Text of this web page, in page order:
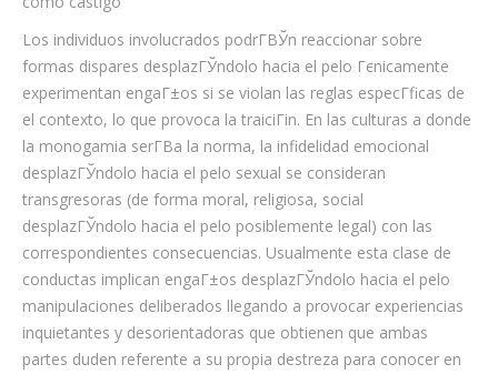
Los individuos involucrados podrГ­ВЎn reaccionar sobre
formas dispares desplazГЎndolo hacia el pelo Гєnicamente
experimentan engaГ±os si se violan las reglas especГ­ficas de
el contexto, lo que provoca la traiciГіn. En las culturas a donde
la monogamia serГ­В­a la norma, la infidelidad emocional
desplazГЎndolo hacia el pelo sexual se consideran
transgresoras (de forma moral, religiosa, social
desplazГЎndolo hacia el pelo posiblemente legal) con las
correspondientes consecuencias. Usualmente esta clase de
conductas implican engaГ±os desplazГЎndolo hacia el pelo
manipulaciones deliberados llegando a provocar experiencias
inquietantes y desorientadoras que obtienen que ambas
partes duden referente a su propia destreza para conocer en